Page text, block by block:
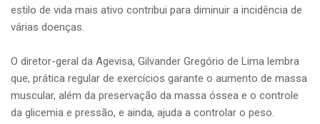
estilo de vida mais ativo contribui para diminuir a incidência de
várias doenças.
O diretor-geral da Agevisa, Gilvander Gregório de Lima lembra
que, prática regular de exercícios garante o aumento de massa
muscular, além da preservação da massa óssea e o controle
da glicemia e pressão, e ainda, ajuda a controlar o peso.